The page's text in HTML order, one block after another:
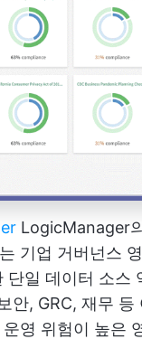
LogicManager
기업 거버넌스
단일 데이터 소스
안, GRC, 재무 등
영 위험이 높은